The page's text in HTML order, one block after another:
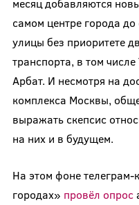
самом центре города
улицы без приоритете
транспорта, в том
Арбат. И несмотря на
комплекса Москвы,
выражать скепсис
на них и в будущем.
На этом фоне
городах» провёл опрос